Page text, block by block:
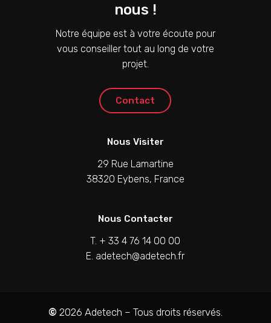
nous !
Notre équipe est à votre écoute pour
vous conseiller tout au long de votre
projet.
Contact
Nous Visiter
29 Rue Lamartine
38320 Eybens, France
Nous Contacter
T. + 33 4 76 14 00 00
E. adetech@adetech.fr
© 2026 Adetech – Tous droits réservés.